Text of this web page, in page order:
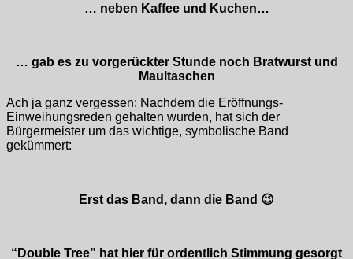
… neben Kaffee und Kuchen…
… gab es zu vorgerückter Stunde noch Bratwurst und
Maultaschen
Ach ja ganz vergessen: Nachdem die Eröffnungs-
Einweihungsreden gehalten wurden, hat sich der
Bürgermeister um das wichtige, symbolische Band
gekümmert:
Erst das Band, dann die Band 😉
“Double Tree” hat hier für ordentlich Stimmung gesorgt